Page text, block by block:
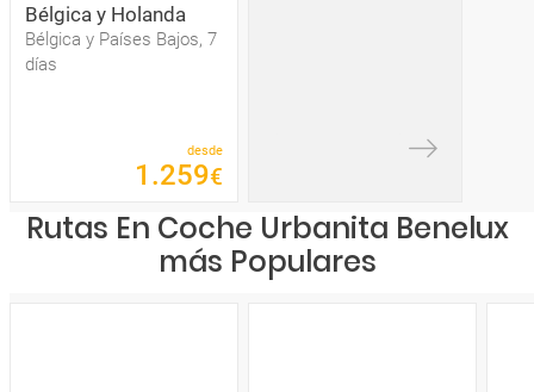
Bélgica y Holanda
Bélgica y Países Bajos, 7
días
desde
1 .259€
Rutas En Coche Urbanita Benelux
más Populares